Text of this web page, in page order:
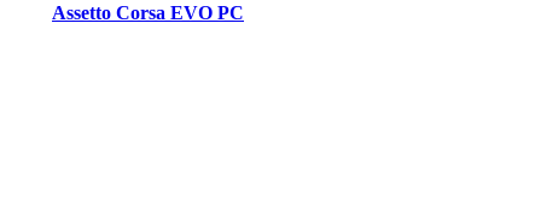
Assetto Corsa EVO PC